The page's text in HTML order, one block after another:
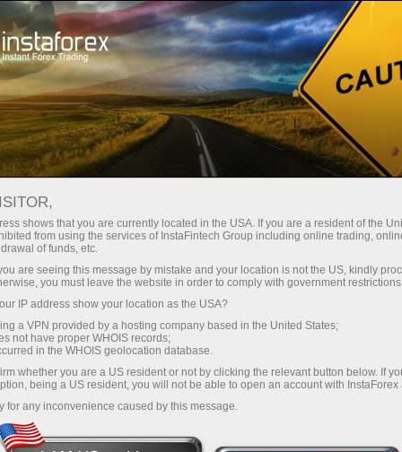
Трейдерам Форекс обзоры Торговый план
03.06.2026: Аналитические
обзоры Форекс: Видеообзор рынка,
торговые рекомендации, ответы на
вопросы
торговый счет
Открыть демосчет
shows that you are currently located in the USA. If you are a resident of the
from using the services of InstaFintech Group including online trading,
of funds, etc.
are seeing this message by mistake and your location is not the US, kindly
you must leave the website in order to comply with government
IP address show your location as the USA?
a VPN provided by a hosting company based in the United States;
not have proper WHOIS records;
in the WHOIS geolocation database.
whether you are a US resident or not by clicking the relevant button below. If
being a US resident, you will not be able to open an account with InstaForex
for any inconvenience caused by this message.